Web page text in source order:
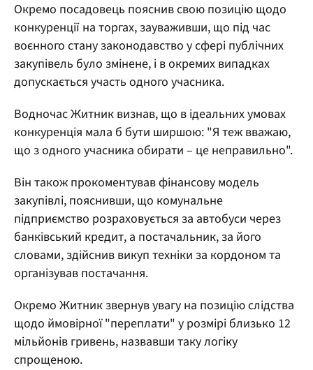
Окремо посадовець пояснив свою позицію щодо
конкуренції на торгах, зауваживши, що під час
воєнного стану законодавство у сфері публічних
закупівель було змінене, і в окремих випадках
допускається участь одного учасника.
Водночас Житник визнав, що в ідеальних умовах
конкуренція мала б бути ширшою: "Я теж вважаю,
що з одного учасника обирати – це неправильно".
Він також прокоментував фінансову модель
закупівлі, пояснивши, що комунальне
підприємство розраховується за автобуси через
банківський кредит, а постачальник, за його
словами, здійснив викуп техніки за кордоном та
організував постачання.
Окремо Житник звернув увагу на позицію слідства
щодо ймовірної "переплати" у розмірі близько 12
мільйонів гривень, назвавши таку логіку
спрощеною.